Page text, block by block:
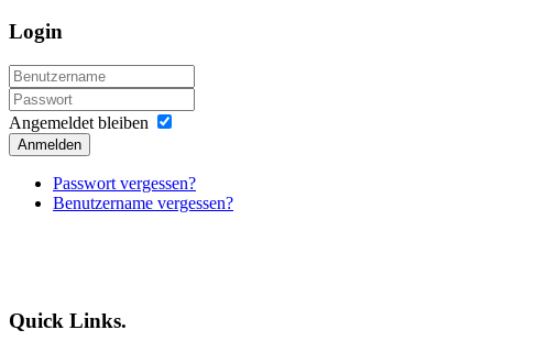
Login
Angemeldet bleiben
Anmelden
Passwort vergessen?
Benutzername vergessen?
Quick Links.